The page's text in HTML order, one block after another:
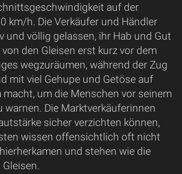
auf der
km/h. Die Verkäufer und Händler
und völlig gelassen, ihr Hab und Gut
den Gleisen erst kurz vor dem
wegzuräumen, während der Zug
mit viel Gehupe und Getöse auf
um die Menschen vor seinem
warnen. Die Marktverkäuferinnen
sicher verzichten können,
wissen offensichtlich oft nicht
und stehen wie die